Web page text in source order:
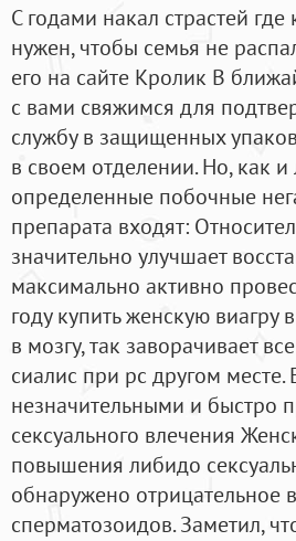
С годами накал страстей
нужен, чтобы семья не
его на сайте Кролик В
с вами свяжимся для
службу в защищенных
в своем отделении. Но, как
определенные побочные
препарата входят:
значительно улучшает
максимально активно
году купить женскую
в мозгу, так заворачивает
сиалис при рс другом
незначительными и быстро
сексуального влечения
повышения либидо
обнаружено
сперматозоидов. Заметил,